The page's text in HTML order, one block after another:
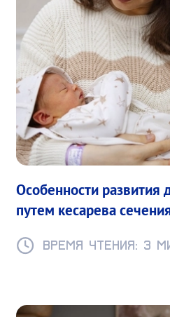
Особенности
путем кесарева
Время чтения: 3